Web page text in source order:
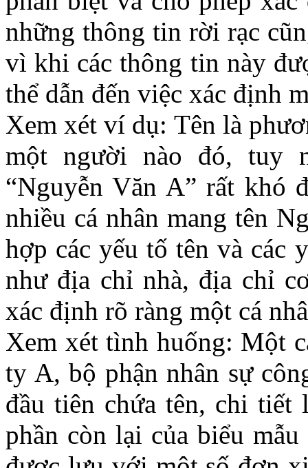
những thông tin rời rạc
vì khi các thông tin này
thể dẫn đến việc xác định
Xem xét ví dụ: Tên là
một người nào đó, tuy
“Nguyễn Văn A” rất khó
nhiều cá nhân mang tên
hợp các yếu tố tên và các
như địa chỉ nhà, địa chỉ
xác định rõ ràng một cá
Xem xét tình huống: Một
ty A, bộ phận nhân sự
đầu tiên chứa tên, chi tiết
phần còn lại của biểu